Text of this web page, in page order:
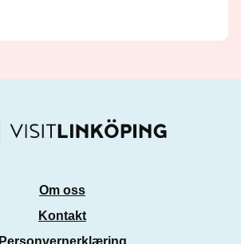
Om oss
Kontakt
Personvernerklæring